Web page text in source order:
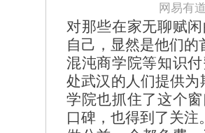
网易有
对那些在家无聊赋
自己，显然是他们的
混沌商学院等知识
处武汉的人们提供
学院也抓住了这个
口碑，也得到了关注